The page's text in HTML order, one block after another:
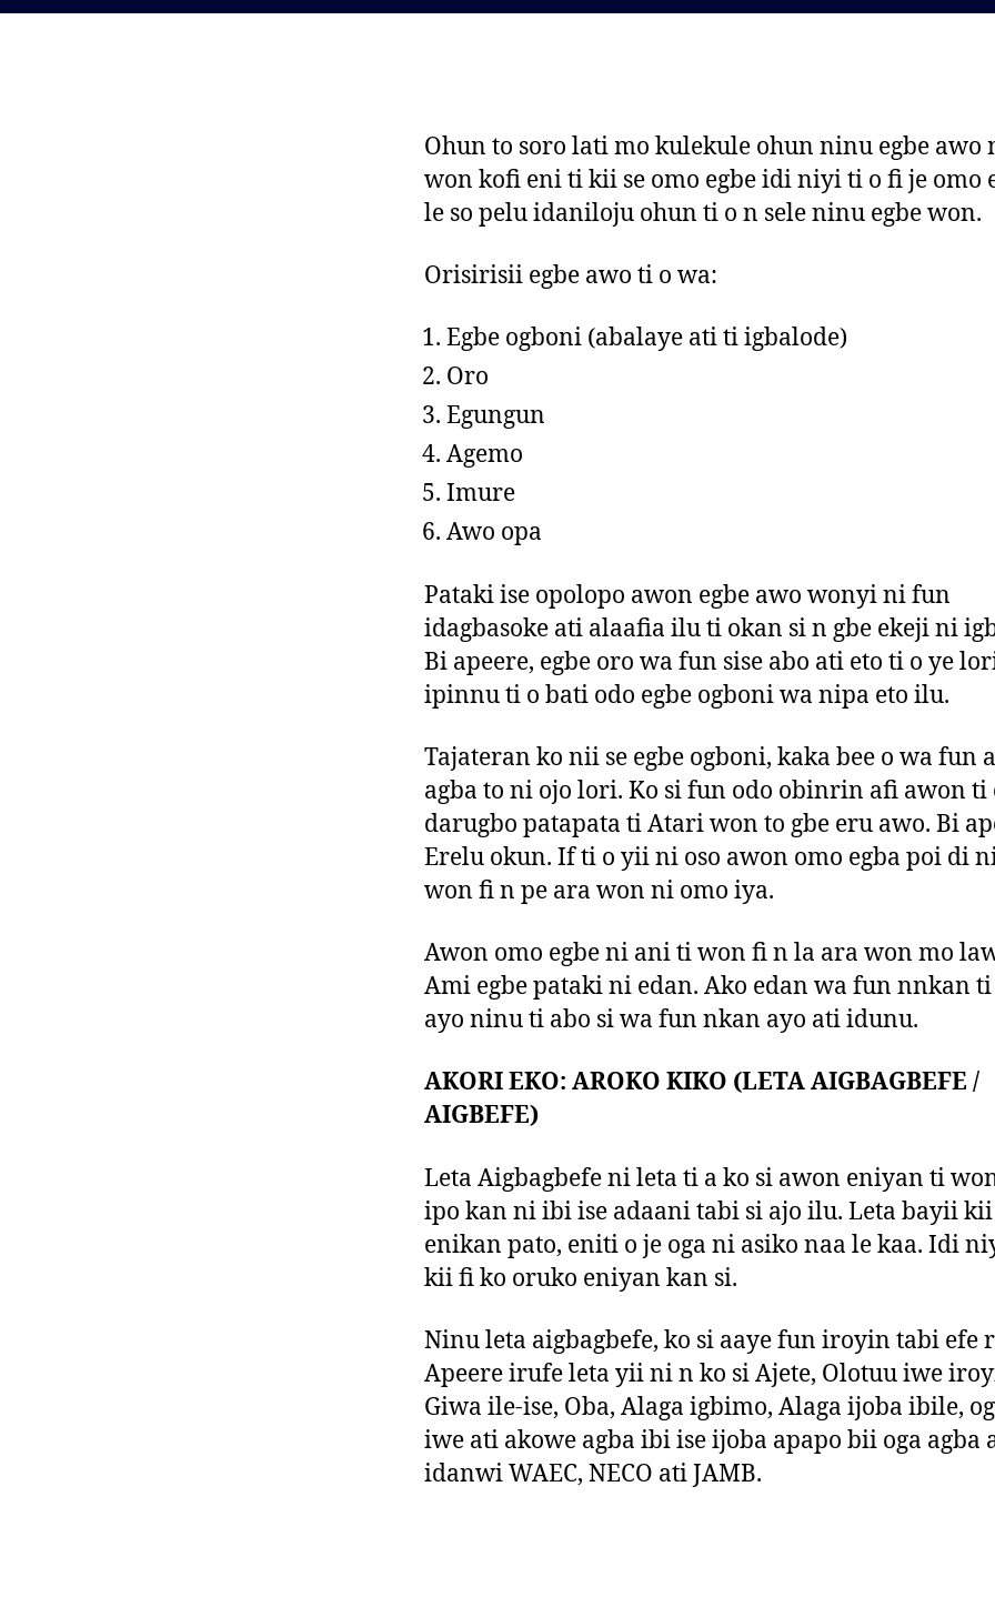
a
r
Ohun to soro lati mo kulekule ohun ninu egbe
won kofi eni ti kii se omo egbe idi niyi ti o fi je omo
le so pelu idaniloju ohun ti o n sele ninu egbe won.
Orisirisii egbe awo ti o wa:
Egbe ogboni (abalaye ati ti igbalode)
Oro
Egungun
Agemo
Imure
Awo opa
Pataki ise opolopo awon egbe awo wonyi ni fun
idagbasoke ati alaafia ilu ti okan si n gbe ekeji ni
Bi apeere, egbe oro wa fun sise abo ati eto ti o ye
ipinnu ti o bati odo egbe ogboni wa nipa eto ilu.
Tajateran ko nii se egbe ogboni, kaka bee o wa fun
agba to ni ojo lori. Ko si fun odo obinrin afi awon ti
darugbo patapata ti Atari won to gbe eru awo. Bi
Erelu okun. If ti o yii ni oso awon omo egba poi di
won fi n pe ara won ni omo iya.
Awon omo egbe ni ani ti won fi n la ara won mo
Ami egbe pataki ni edan. Ako edan wa fun nnkan
ayo ninu ti abo si wa fun nkan ayo ati idunu.
AKORI EKO: AROKO KIKO (LETA AIGBAGBEFE /
AIGBEFE)
Leta Aigbagbefe ni leta ti a ko si awon eniyan ti
ipo kan ni ibi ise adaani tabi si ajo ilu. Leta bayii kii
enikan pato, eniti o je oga ni asiko naa le kaa. Idi
kii fi ko oruko eniyan kan si.
Ninu leta aigbagbefe, ko si aaye fun iroyin tabi efe
Apeere irufe leta yii ni n ko si Ajete, Olotuu iwe
Giwa ile-ise, Oba, Alaga igbimo, Alaga ijoba ibile,
iwe ati akowe agba ibi ise ijoba apapo bii oga agba
idanwi WAEC, NECO ati JAMB.